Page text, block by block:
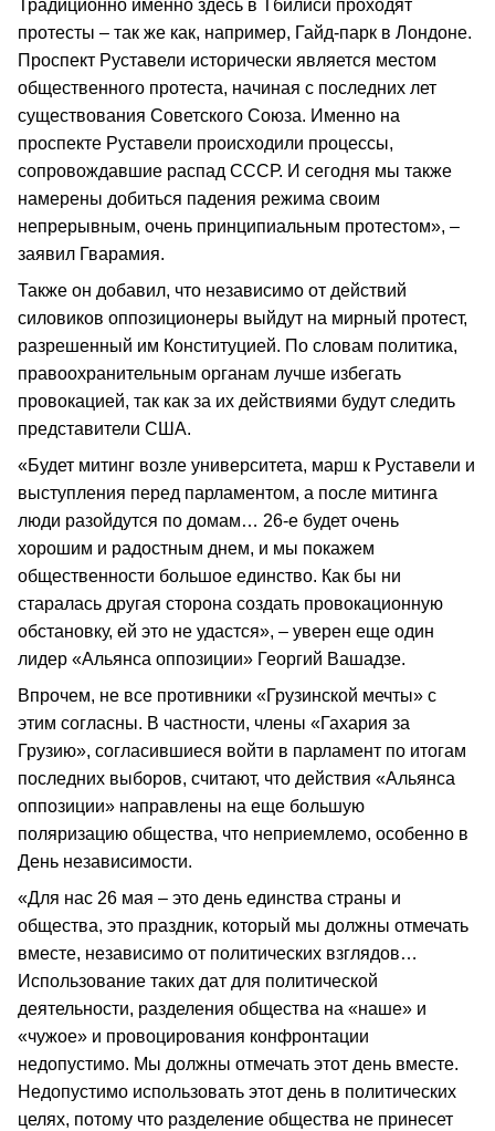
Традиционно именно здесь в Тбилиси проходят
протесты – так же как, например, Гайд-парк в Лондоне.
Проспект Руставели исторически является местом
общественного протеста, начиная с последних лет
существования Советского Союза. Именно на
проспекте Руставели происходили процессы,
сопровождавшие распад СССР. И сегодня мы также
намерены добиться падения режима своим
непрерывным, очень принципиальным протестом», –
заявил Гварамия.
Также он добавил, что независимо от действий
силовиков оппозиционеры выйдут на мирный протест,
разрешенный им Конституцией. По словам политика,
правоохранительным органам лучше избегать
провокацией, так как за их действиями будут следить
представители США.
«Будет митинг возле университета, марш к Руставели и
выступления перед парламентом, а после митинга
люди разойдутся по домам… 26-е будет очень
хорошим и радостным днем, и мы покажем
общественности большое единство. Как бы ни
старалась другая сторона создать провокационную
обстановку, ей это не удастся», – уверен еще один
лидер «Альянса оппозиции» Георгий Вашадзе.
Впрочем, не все противники «Грузинской мечты» с
этим согласны. В частности, члены «Гахария за
Грузию», согласившиеся войти в парламент по итогам
последних выборов, считают, что действия «Альянса
оппозиции» направлены на еще большую
поляризацию общества, что неприемлемо, особенно в
День независимости.
«Для нас 26 мая – это день единства страны и
общества, это праздник, который мы должны отмечать
вместе, независимо от политических взглядов…
Использование таких дат для политической
деятельности, разделения общества на «наше» и
«чужое» и провоцирования конфронтации
недопустимо. Мы должны отмечать этот день вместе.
Недопустимо использовать этот день в политических
целях, потому что разделение общества не принесет